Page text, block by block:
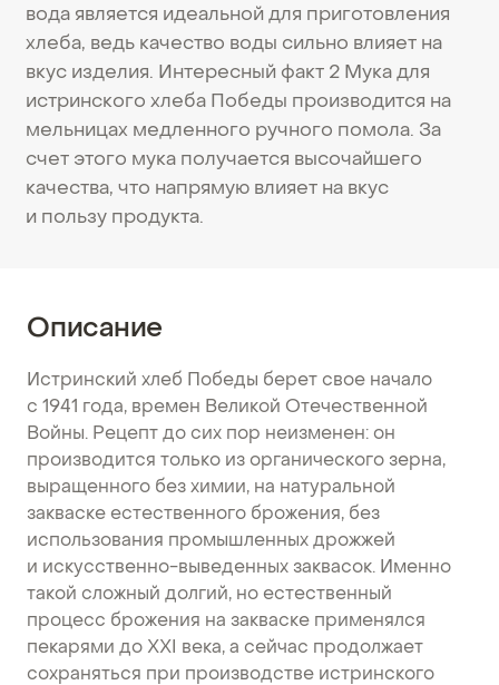
вода является идеальной для приготовления
хлеба, ведь качество воды сильно влияет на
вкус изделия. Интересный факт 2 Мука для
истринского хлеба Победы производится на
мельницах медленного ручного помола. За
счет этого мука получается высочайшего
качества, что напрямую влияет на вкус
и пользу продукта.
Описание
Истринский хлеб Победы берет свое начало
с 1941 года, времен Великой Отечественной
Войны. Рецепт до сих пор неизменен: он
производится только из органического зерна,
выращенного без химии, на натуральной
закваске естественного брожения, без
использования промышленных дрожжей
и искусственно-выведенных заквасок. Именно
такой сложный долгий, но естественный
процесс брожения на закваске применялся
пекарями до ХХI века, а сейчас продолжает
сохраняться при производстве истринского